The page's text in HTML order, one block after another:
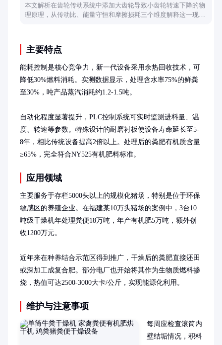
本文解析在齿轮传动系统中添加大齿轮导致小齿轮转速下降的物
理原理，从传动比、能量守恒和摩擦损耗三个维度解释这一现
主要特点
能耗控制是核心竞争力，新一代设备采用余热回收技术，可
降低30%燃料消耗。实测数据显示，处理含水率75%的鲜粪
至30%，吨产品蒸汽消耗约1.2-1.5吨。
自动化程度显著提升，PLC控制系统可实时监测进料量、温
度、转速等参数。特殊设计的耐磨衬板使设备寿命延长至5-
8年，相比传统设备提高2倍以上。处理后的粪肥有机质含量
≥65%，完全符合NY525有机肥料标准。
应用领域
主要服务于存栏5000头以上的规模化猪场，特别是位于环保
敏感区的养殖企业。在福建某10万头猪场的案例中，3台10
吨级干燥机年处理粪便18万吨，年产有机肥5万吨，额外创
收1200万元。
近年来在种养结合示范区得到推广，干燥后的粪肥直接还田
或深加工成复合肥。部分电厂也开始将其作为生物质燃料掺
烧，热值可达2500-3000大卡/公斤，实现能源化利用。
维护与注意事项
每周应检查滚筒内
壁结垢情况，积料